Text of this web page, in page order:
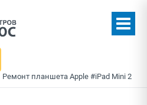
Ремонт планшета Apple #iPad Mini 2